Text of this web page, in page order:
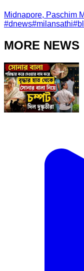
Midnapore, Paschim
#dnews#milansathi#
MORE NEWS